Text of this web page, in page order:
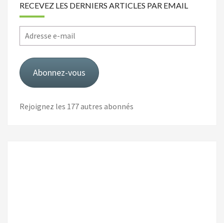
RECEVEZ LES DERNIERS ARTICLES PAR EMAIL
Adresse
e-
mail
Abonnez-vous
Rejoignez les 177 autres abonnés